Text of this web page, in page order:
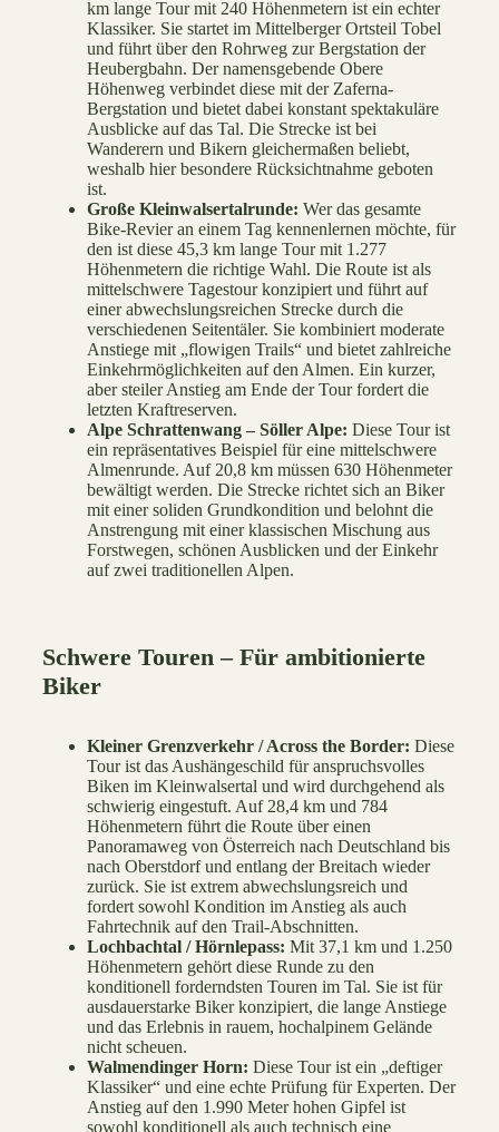
km lange Tour mit 240 Höhenmetern ist ein echter
Klassiker. Sie startet im Mittelberger Ortsteil Tobel
und führt über den Rohrweg zur Bergstation der
Heubergbahn. Der namensgebende Obere
Höhenweg verbindet diese mit der Zaferna-
Bergstation und bietet dabei konstant spektakuläre
Ausblicke auf das Tal. Die Strecke ist bei
Wanderern und Bikern gleichermaßen beliebt,
weshalb hier besondere Rücksichtnahme geboten
ist.
Große Kleinwalsertalrunde: Wer das gesamte
Bike-Revier an einem Tag kennenlernen möchte, für
den ist diese 45,3 km lange Tour mit 1.277
Höhenmetern die richtige Wahl. Die Route ist als
mittelschwere Tagestour konzipiert und führt auf
einer abwechslungsreichen Strecke durch die
verschiedenen Seitentäler. Sie kombiniert moderate
Anstiege mit „flowigen Trails“ und bietet zahlreiche
Einkehrmöglichkeiten auf den Almen. Ein kurzer,
aber steiler Anstieg am Ende der Tour fordert die
letzten Kraftreserven.
Alpe Schrattenwang – Söller Alpe: Diese Tour ist
ein repräsentatives Beispiel für eine mittelschwere
Almenrunde. Auf 20,8 km müssen 630 Höhenmeter
bewältigt werden. Die Strecke richtet sich an Biker
mit einer soliden Grundkondition und belohnt die
Anstrengung mit einer klassischen Mischung aus
Forstwegen, schönen Ausblicken und der Einkehr
auf zwei traditionellen Alpen.
Schwere Touren – Für ambitionierte
Biker
Kleiner Grenzverkehr / Across the Border: Diese
Tour ist das Aushängeschild für anspruchsvolles
Biken im Kleinwalsertal und wird durchgehend als
schwierig eingestuft. Auf 28,4 km und 784
Höhenmetern führt die Route über einen
Panoramaweg von Österreich nach Deutschland bis
nach Oberstdorf und entlang der Breitach wieder
zurück. Sie ist extrem abwechslungsreich und
fordert sowohl Kondition im Anstieg als auch
Fahrtechnik auf den Trail-Abschnitten.
Lochbachtal / Hörnlepass: Mit 37,1 km und 1.250
Höhenmetern gehört diese Runde zu den
konditionell forderndsten Touren im Tal. Sie ist für
ausdauerstarke Biker konzipiert, die lange Anstiege
und das Erlebnis in rauem, hochalpinem Gelände
nicht scheuen.
Walmendinger Horn: Diese Tour ist ein „deftiger
Klassiker“ und eine echte Prüfung für Experten. Der
Anstieg auf den 1.990 Meter hohen Gipfel ist
sowohl konditionell als auch technisch eine